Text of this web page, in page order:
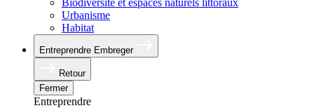
Biodiversité et espaces naturels littoraux
Urbanisme
Habitat
Entreprendre Embreger
Retour
Fermer
Entreprendre